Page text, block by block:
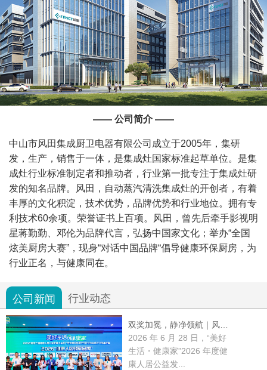
—— 公司简介 ——
中山市风田集成厨卫电器有限公司成立于2005年，集研
发，生产，销售于一体，是集成灶国家标准起草单位。是集
成灶行业标准制定者和推动者，行业第一批专注于集成灶研
发的知名品牌。风田，自动蒸汽清洗集成灶的开创者，有着
丰厚的文化积淀，技术优势，品牌优势和行业地位。拥有专
利技术60余项。荣誉证书上百项。风田，曾先后牵手影视明
星蒋勤勤、邓伦为品牌代言，弘扬中国家文化；举办“全国
炫美厨房大赛”，现身“对话中国品牌“倡导健康环保厨房，为
行业正名，与健康同在。
公司新闻 行业动态
双奖加冕，静净领航｜风田集成厨电郝丽华出席 2026 健康人居公益发展大会，畅谈健康厨房新未来
2026 年 6 月 28 日，“美好
生活・健康家”2026 年度健
康人居公益发...